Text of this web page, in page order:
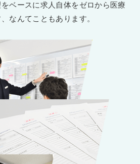
ベースに求人自体をゼロから医療
なんてこともあります。